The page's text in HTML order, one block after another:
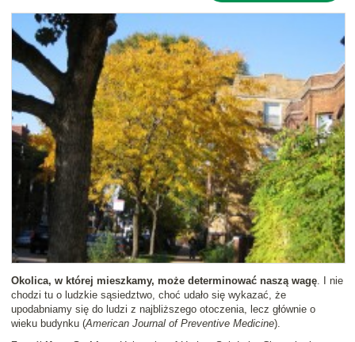
Okolica, w której mieszkamy, może determinować naszą wagę. I nie
chodzi tu o ludzkie sąsiedztwo, choć udało się wykazać, że
upodabniamy się do ludzi z najbliższego otoczenia, lecz głównie o
wieku budynku (American Journal of Preventive Medicine).